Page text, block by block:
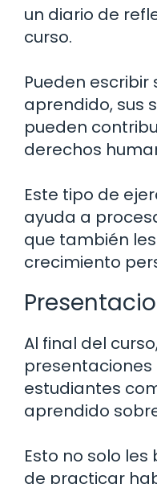
un diario de
curso.
Pueden
aprendido, sus
pueden
derechos
Este tipo de
ayuda a
que también
crecimiento
Al final del
presentaciones
estudiantes
aprendido
Esto no solo
de practicar